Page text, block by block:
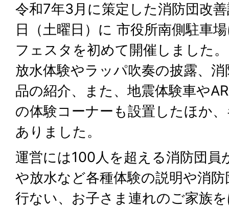
令和7年3月に策定した消防団改
日（土曜日）に 市役所南側駐車
フェスタを初めて開催しました
放水体験やラッパ吹奏の披露、
品の紹介、また、地震体験車や
の体験コーナーも設置したほか
ありました。
運営には100人を超える消防団員
や放水など各種体験の説明や消
行ない、お子さま連れのご家族